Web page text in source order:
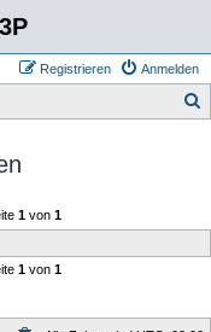
Anmelden
Registrieren
1von 1
1von 1